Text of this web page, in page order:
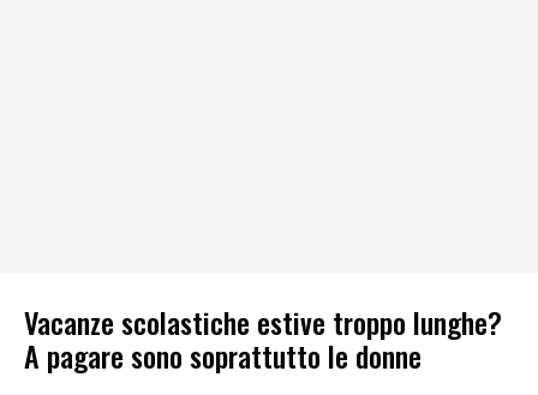
Vacanze scolastiche estive troppo lunghe?
A pagare sono soprattutto le donne